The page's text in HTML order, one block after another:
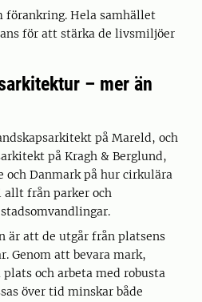
förankring. Hela samhället
för att stärka de livsmiljöer
– mer än
på Mareld, och
på Kragh & Berglund,
och Danmark på hur cirkulära
från parker och
är att de utgår från platsens
Genom att bevara mark,
och arbeta med robusta
över tid minskar både